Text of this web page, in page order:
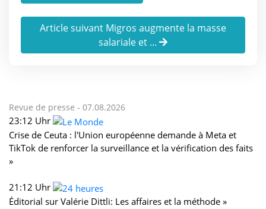
Article suivant Migros augmente la masse
salariale et ...
Revue de presse - 07.08.2026
23:12 Uhr
Crise de Ceuta : l'Union européenne demande à Meta et
TikTok de renforcer la surveillance et la vérification des faits
»
21:12 Uhr
Éditorial sur Valérie Dittli: Les affaires et la méthode »